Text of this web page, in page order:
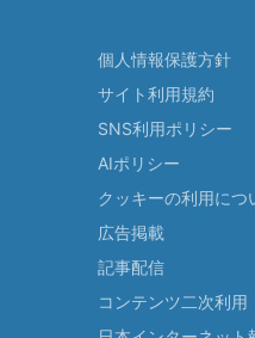
個人情報保護方針
サイト利用規約
SNS利用ポリシー
AIポリシー
クッキーの利用につ
広告掲載
記事配信
コンテンツ二次利用